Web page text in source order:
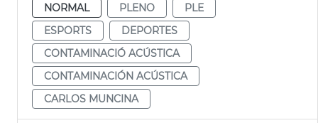
NORMAL
PLENO
PLE
ESPORTS
DEPORTES
CONTAMINACIÓ ACÚSTICA
CONTAMINACIÓN ACÚSTICA
CARLOS MUNCINA